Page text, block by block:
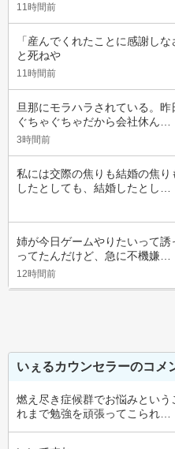
11時間前
「産んでくれたことに感謝し
と死ねや
11時間前
旦那にモラハラされている。
ぐちゃぐちゃだから会社休ん…
3時間前
私には交際の焦りも結婚の焦
したとしても、結婚したとし…
姉が今日ゲームやりたいって
ってたんだけど、急に不機嫌…
12時間前
いぇるカウンセラーのコメ
燃え尽き症候群でお悩みとい
れまで勉強を頑張ってこられ…